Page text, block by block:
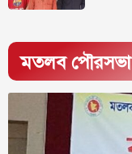
মতলব পৌরসভা